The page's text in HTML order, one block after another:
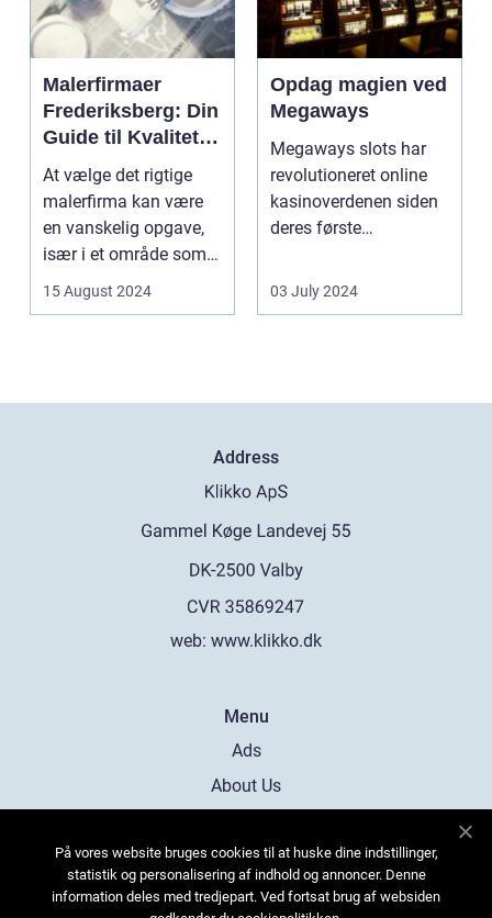
Malerfirmaer
Frederiksberg: Din
Guide til Kvalitet
og Service
At vælge det rigtige
malerfirma kan være
en vanskelig opgave,
især i et område som
Frederiksberg, hv...
15 August 2024
Opdag magien ved
Megaways
Megaways slots har
revolutioneret online
kasinoverdenen siden
deres første
spillea...
03 July 2024
Address
web: www.klikko.dk
Menu
Ads
About Us
Contact
Sitemap
På vores website bruges cookies til at huske dine indstillinger,
statistik og personalisering af indhold og annoncer. Denne
information deles med tredjepart. Ved fortsat brug af websiden